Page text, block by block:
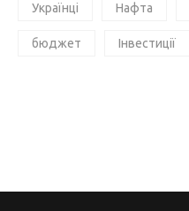
Українці Нафта
бюджет Інвестиції